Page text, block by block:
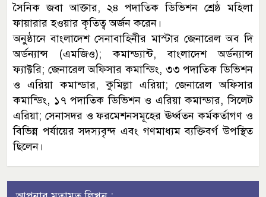
সৈনিক জবা আক্তার, ২৪ পদাতিক ডিভিশন শ্রেষ্ঠ মহিলা
ফায়ারার হওয়ার কৃতিত্ব অর্জন করেন।
অনুষ্ঠানে বাংলাদেশ সেনাবাহিনীর মাস্টার জেনারেল অব দি
অর্ডন্যান্স (এমজিও); কমান্ড্যান্ট, বাংলাদেশ অর্ডন্যান্স
ফ্যাক্টরি; জেনারেল অফিসার কমান্ডিং, ৩৩ পদাতিক ডিভিশন
ও এরিয়া কমান্ডার, কুমিল্লা এরিয়া; জেনারেল অফিসার
কমান্ডিং, ১৭ পদাতিক ডিভিশন ও এরিয়া কমান্ডার, সিলেট
এরিয়া; সেনাসদর ও ফরমেশনসমূহের ঊর্ধ্বতন কর্মকর্তাগণ ও
বিভিন্ন পর্যায়ের সদস্যবৃন্দ এবং গণমাধ্যম ব্যক্তিবর্গ উপস্থিত
ছিলেন।